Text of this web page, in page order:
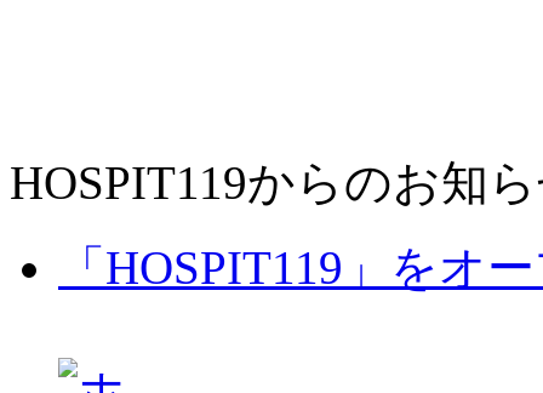
HOSPIT119からのお知
「HOSPIT119」をオ